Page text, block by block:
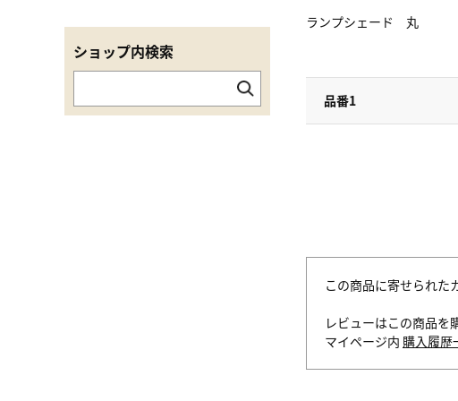
ランプシェード 丸
品番1
この商品に寄せられた
レビューはこの商品を
マイページ内 購入履歴
ショップ内検索